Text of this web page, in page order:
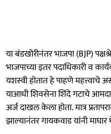
या बंडखोरीनंतर भाजपा (BJP)
भाजपाच्या इतर पदाधिकारी व
यशस्वी होतात हे पाहणे महत्त्वाचे
याआधी शिवसेना शिंदे गटाचे
अर्ज दाखल केला होता. मात्र
झाल्यानंतर गायकवाड यांनी माघार